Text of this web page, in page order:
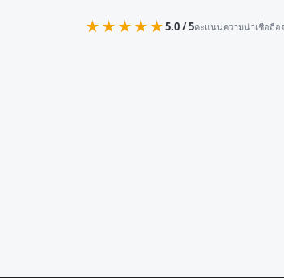
★★★★★5.0 / 5คะแนนความน่าเชื่อถือ